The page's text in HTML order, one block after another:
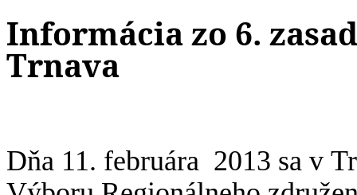
Informácia zo 6.
Trnava
Dňa 11. februára 2013 sa v